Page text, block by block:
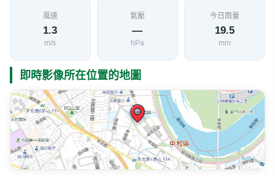
風速
1.3
m/s
氣壓
—
hPa
今日雨量
19.5
mm
即時影像所在位置的地圖